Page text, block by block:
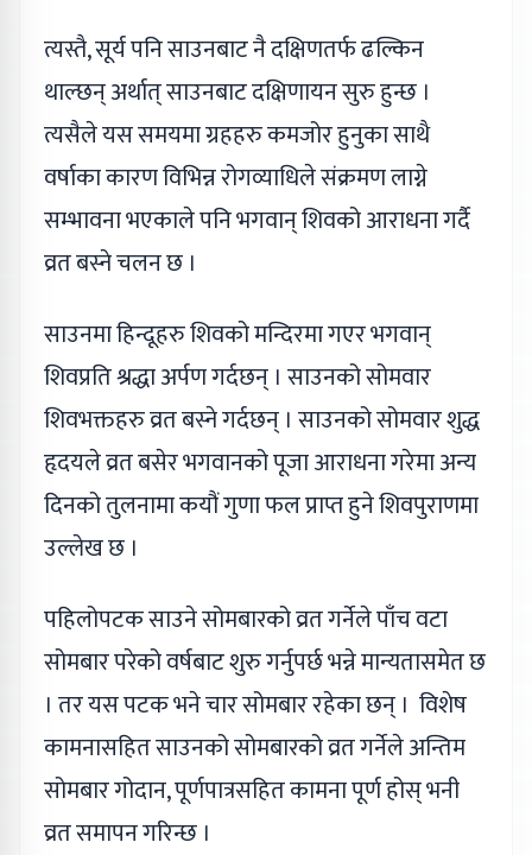
त्यस्तै, सूर्य पनि साउनबाट नै दक्षिणतर्फ ढल्किन
थाल्छन् अर्थात् साउनबाट दक्षिणायन सुरु हुन्छ ।
त्यसैले यस समयमा ग्रहहरु कमजोर हुनुका साथै
वर्षाका कारण विभिन्न रोगव्याधिले संक्रमण लाग्ने
सम्भावना भएकाले पनि भगवान् शिवको आराधना गर्दै
व्रत बस्ने चलन छ ।
साउनमा हिन्दूहरु शिवको मन्दिरमा गएर भगवान्
शिवप्रति श्रद्धा अर्पण गर्दछन् । साउनको सोमवार
शिवभक्तहरु व्रत बस्ने गर्दछन् । साउनको सोमवार शुद्ध
हृदयले व्रत बसेर भगवानको पूजा आराधना गरेमा अन्य
दिनको तुलनामा कयौं गुणा फल प्राप्त हुने शिवपुराणमा
उल्लेख छ ।
पहिलोपटक साउने सोमबारको व्रत गर्नेले पाँच वटा
सोमबार परेको वर्षबाट शुरु गर्नुपर्छ भन्ने मान्यतासमेत छ
। तर यस पटक भने चार सोमबार रहेका छन् । विशेष
कामनासहित साउनको सोमबारको व्रत गर्नेले अन्तिम
सोमबार गोदान, पूर्णपात्रसहित कामना पूर्ण होस् भनी
व्रत समापन गरिन्छ ।